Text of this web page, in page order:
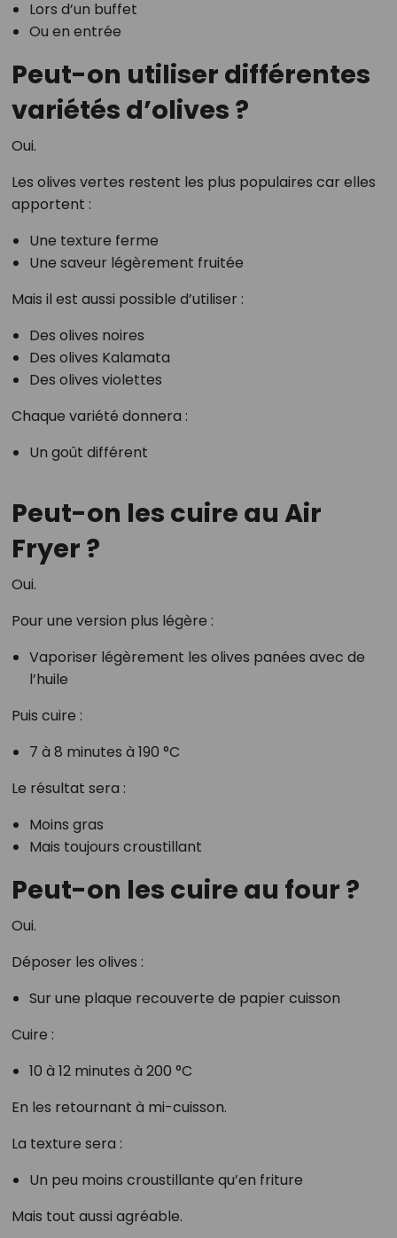
Lors d’un buffet
Ou en entrée
Peut-on utiliser différentes
variétés d’olives ?
Oui.
Les olives vertes restent les plus populaires car elles
apportent :
Une texture ferme
Une saveur légèrement fruitée
Mais il est aussi possible d’utiliser :
Des olives noires
Des olives Kalamata
Des olives violettes
Chaque variété donnera :
Un goût différent
Peut-on les cuire au Air
Fryer ?
Oui.
Pour une version plus légère :
Vaporiser légèrement les olives panées avec de
l’huile
Puis cuire :
7 à 8 minutes à 190 °C
Le résultat sera :
Moins gras
Mais toujours croustillant
Peut-on les cuire au four ?
Oui.
Déposer les olives :
Sur une plaque recouverte de papier cuisson
Cuire :
10 à 12 minutes à 200 °C
En les retournant à mi-cuisson.
La texture sera :
Un peu moins croustillante qu’en friture
Mais tout aussi agréable.